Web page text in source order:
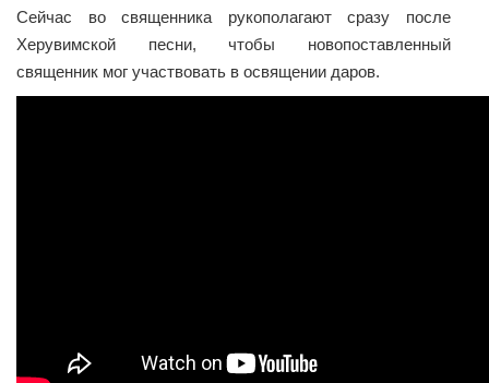
Сейчас во священника рукополагают сразу после
Херувимской песни, чтобы новопоставленный
священник мог участвовать в освящении даров.